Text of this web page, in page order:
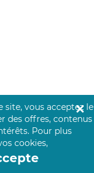
vous acceptez le
des offres, contenus
Pour plus
cookies,
✕